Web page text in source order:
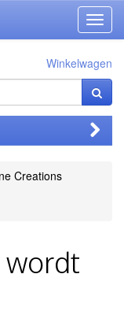
Winkelwagen
Creations
wordt